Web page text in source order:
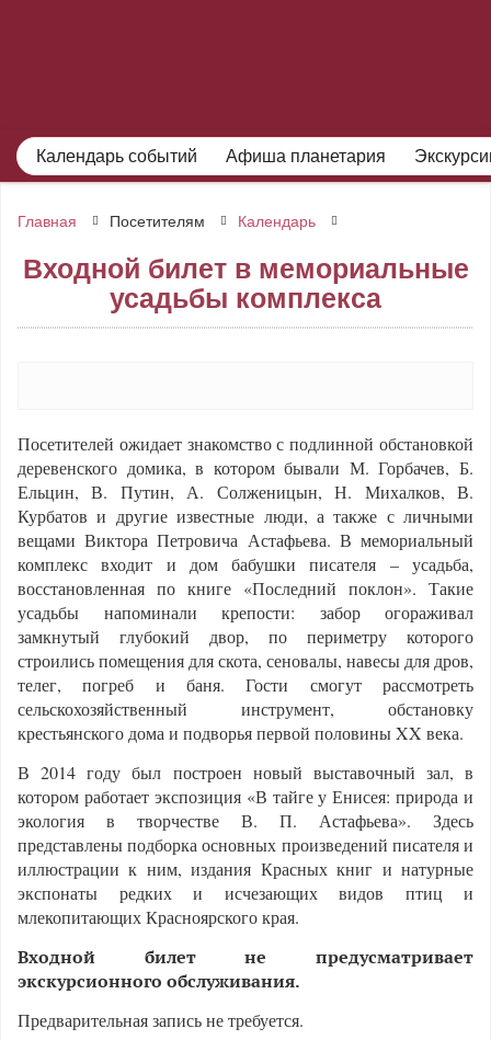
Календарь событий Афиша планетария
Главная Посетителям Календарь
Входной билет в мемориальные
усадьбы комплекса
Посетителей ожидает знакомство с подлинной обстановкой
деревенского домика, в котором бывали М. Горбачев, Б.
Ельцин, В. Путин, А. Солженицын, Н. Михалков, В.
Курбатов и другие известные люди, а также с личными
вещами Виктора Петровича Астафьева. В мемориальный
комплекс входит и дом бабушки писателя – усадьба,
восстановленная по книге «Последний поклон». Такие
усадьбы напоминали крепости: забор огораживал
замкнутый глубокий двор, по периметру которого
строились помещения для скота, сеновалы, навесы для дров,
телег, погреб и баня. Гости смогут рассмотреть
сельскохозяйственный инструмент, обстановку
крестьянского дома и подворья первой половины XX века.
В 2014 году был построен новый выставочный зал, в
котором работает экспозиция «В тайге у Енисея: природа и
экология в творчестве В. П. Астафьева». Здесь
представлены подборка основных произведений писателя и
иллюстрации к ним, издания Красных книг и натурные
экспонаты редких и исчезающих видов птиц и
млекопитающих Красноярского края.
Входной билет не предусматривает
экскурсионного обслуживания.
Предварительная запись не требуется.